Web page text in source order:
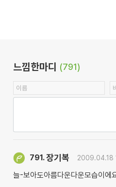
느낌한마디 (791)
791.장기복 2009.04.18
늘-보아도아름다운다운모습이에